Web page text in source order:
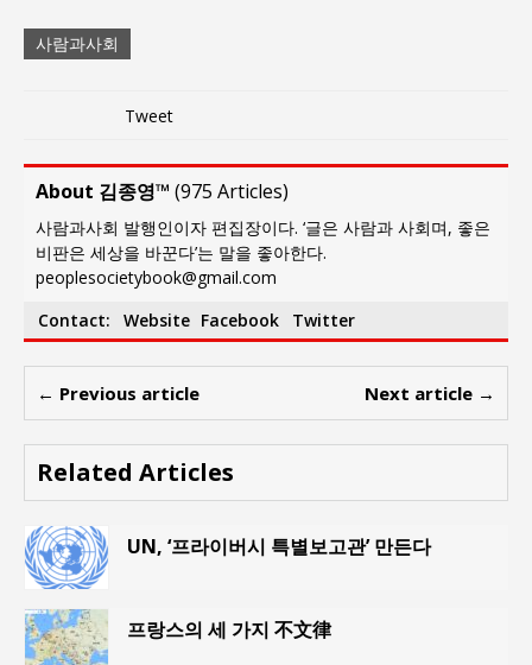
사람과사회
Tweet
About 김종영™ (975 Articles)
사람과사회 발행인이자 편집장이다. ‘글은 사람과 사회며, 좋은
비판은 세상을 바꾼다’는 말을 좋아한다.
peoplesocietybook@gmail.com
Contact:
Website Facebook Twitter
← Previous article Next article →
Related Articles
UN, ‘프라이버시 특별보고관’ 만든다
프랑스의 세 가지 不文律